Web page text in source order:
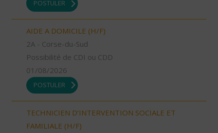
POSTULER
AIDE A DOMICILE (H/F)
2A - Corse-du-Sud
Possibilité de CDI ou CDD
01/08/2026
POSTULER
TECHNICIEN D’INTERVENTION SOCIALE ET
FAMILIALE (H/F)